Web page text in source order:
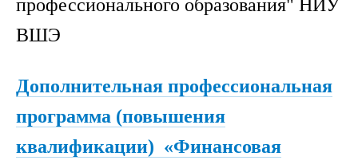
профессионального образования" НИУ
ВШЭ
Дополнительная профессиональная
программа (повышения
квалификации) «Финансовая